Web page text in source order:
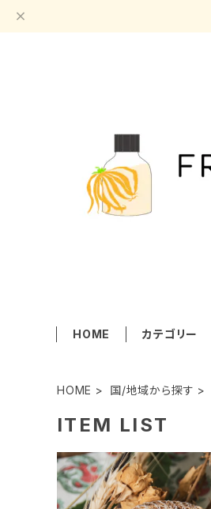
HOME カテゴリー
HOME 国/地域から探す
ITEM LIST